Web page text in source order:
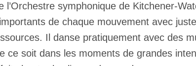
l’Orchestre symphonique de Kitchener-
de chaque mouvement avec
Il danse pratiquement avec des
ce soit dans les moments de grandes